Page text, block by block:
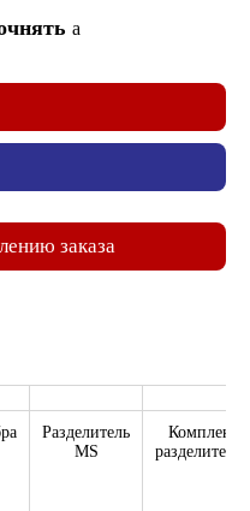
a
заказа
Разделитель
MS
Комплект
разделителей